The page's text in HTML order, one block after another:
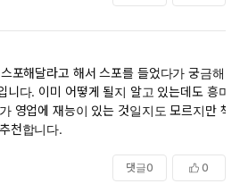
포해달라고 해서 스포를 들었다가 궁금해
니다. 이미 어떻게 될지 알고 있는데도 흥미
영업에 재능이 있는 것일지도 모르지만 책
천합니다.
댓글0 0